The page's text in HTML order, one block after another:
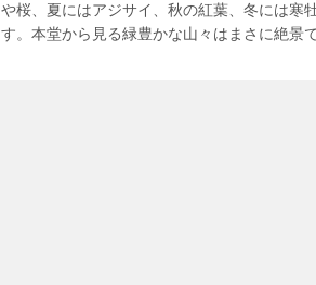
や桜、夏にはアジサイ、秋の紅葉、冬には寒
す。本堂から見る緑豊かな山々はまさに絶景で